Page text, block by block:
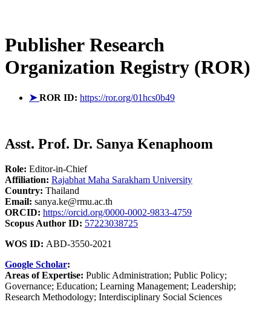
Publisher Research
Organization Registry (ROR)
➤ROR ID: https://ror.org/01hcs0b49
Asst. Prof. Dr. Sanya Kenaphoom
Role: Editor-in-Chief
Affiliation: Rajabhat Maha Sarakham University
Country: Thailand
Email: sanya.ke@rmu.ac.th
ORCID: https://orcid.org/0000-0002-9833-4759
Scopus Author ID: 57223038725
WOS ID: ABD-3550-2021
Google Scholar:
Areas of Expertise: Public Administration; Public Policy;
Governance; Education; Learning Management; Leadership;
Research Methodology; Interdisciplinary Social Sciences